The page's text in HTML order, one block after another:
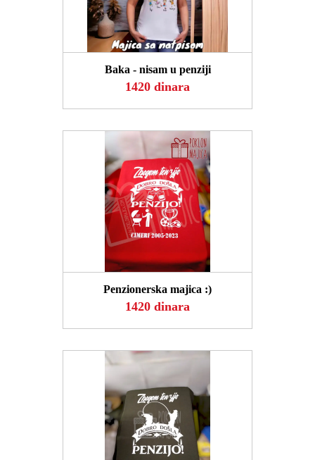
POGLEDAJ
Baka - nisam u penziji
1420 dinara
Penzionerska majica :)
1420 dinara